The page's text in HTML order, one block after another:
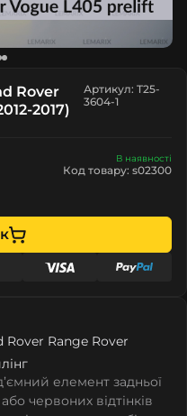
Rover
2017)
Артикул: T25-
3604-1
В наявності
Код товару: s02300
Rover Range Rover
елемент задньої
червоних відтінків